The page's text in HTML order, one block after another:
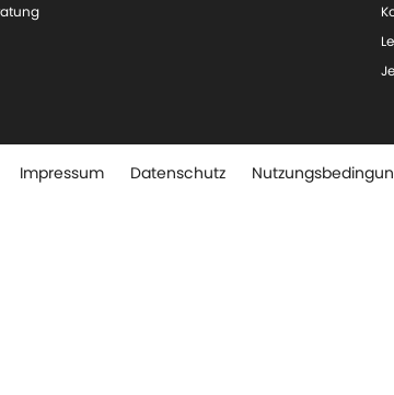
Impressum Datenschutz